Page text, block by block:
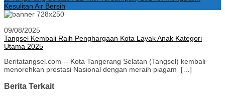
Kesulitan Air Bersih
09/08/2025
Tangsel Kembali Raih Penghargaan Kota Layak Anak Kategori
Utama 2025
Beritatangsel.com -- Kota Tangerang Selatan (Tangsel) kembali
menorehkan prestasi Nasional dengan meraih piagam […]
Berita Terkait